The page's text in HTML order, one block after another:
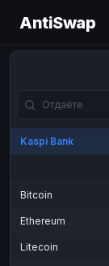
AntiSwap
Kaspi Bank
Bitcoin
Ethereum
Litecoin